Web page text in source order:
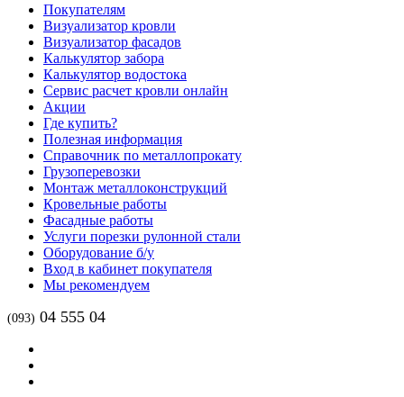
Покупателям
Визуализатор кровли
Визуализатор фасадов
Калькулятор забора
Калькулятор водостока
Сервис расчет кровли онлайн
Акции
Где купить?
Полезная информация
Справочник по металлопрокату
Грузоперевозки
Монтаж металлоконструкций
Кровельные работы
Фасадные работы
Услуги порезки рулонной стали
Оборудование б/у
Вход в кабинет покупателя
Мы рекомендуем
(093) 04 555 04